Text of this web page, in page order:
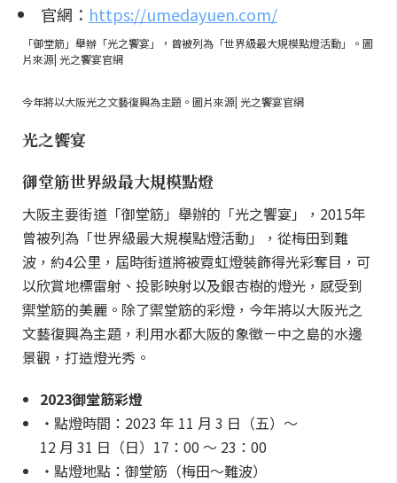
官網： https://umedayuen.com/
「御堂筋」舉辦「光之饗宴」，曾被列為「世界級最大規模點燈活動」。圖
片來源| 光之饗宴官網
今年將以大阪光之文藝復興為主題。圖片來源| 光之饗宴官網
光之饗宴
御堂筋世界級最大規模點燈
大阪主要街道「御堂筋」舉辦的「光之饗宴」，2015年
曾被列為「世界級最大規模點燈活動」，從梅田到難
波，約4公里，屆時街道將被霓虹燈裝飾得光彩奪目，可
以欣賞地標雷射、投影映射以及銀杏樹的燈光，感受到
禦堂筋的美麗。除了禦堂筋的彩燈，今年將以大阪光之
文藝復興為主題，利用水都大阪的象徵－中之島的水邊
景觀，打造燈光秀。
2023御堂筋彩燈
・點燈時間：2023 年 11 月 3 日（五）〜
12 月 31 日（日）17：00 ～ 23：00
・點燈地點：御堂筋（梅田〜難波）